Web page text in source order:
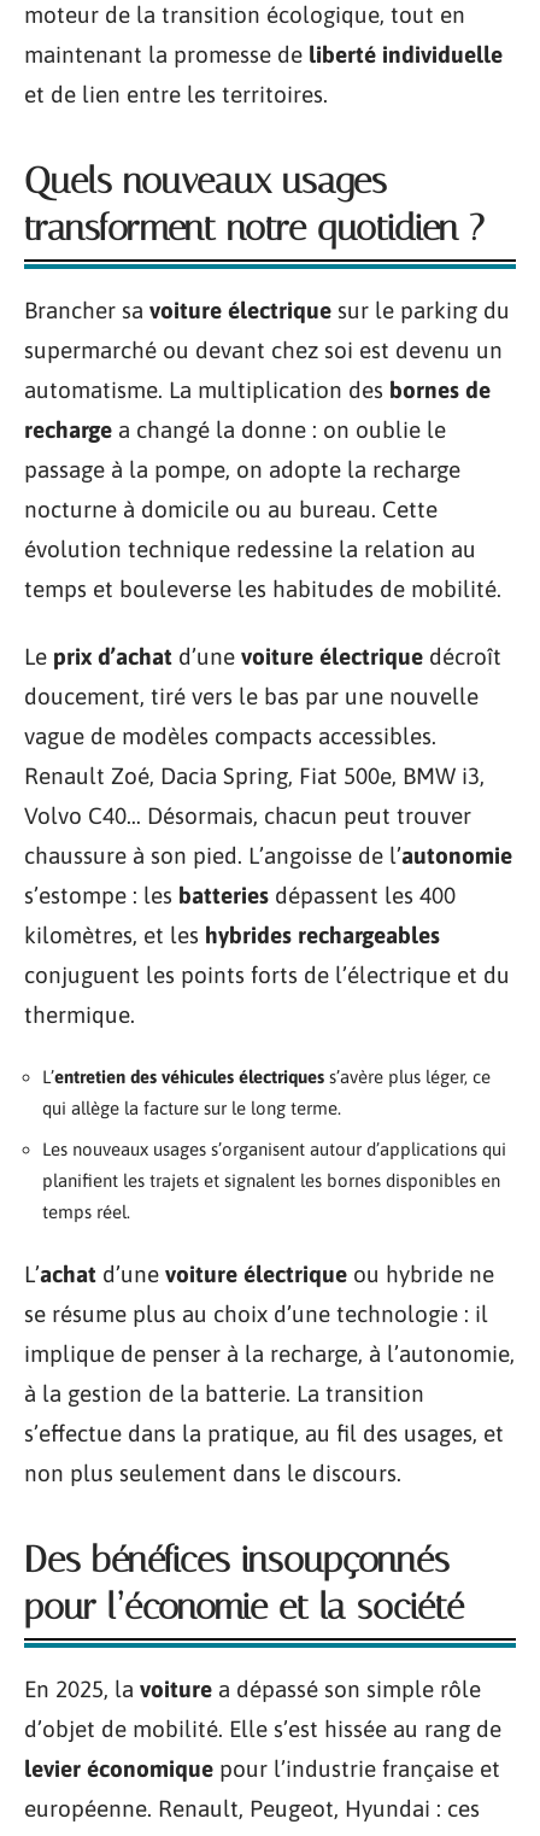
moteur de la transition écologique, tout en
maintenant la promesse de liberté individuelle
et de lien entre les territoires.
Quels nouveaux usages
transforment notre quotidien ?
Brancher sa voiture électrique sur le parking du
supermarché ou devant chez soi est devenu un
automatisme. La multiplication des bornes de
recharge a changé la donne : on oublie le
passage à la pompe, on adopte la recharge
nocturne à domicile ou au bureau. Cette
évolution technique redessine la relation au
temps et bouleverse les habitudes de mobilité.
Le prix d’achat d’une voiture électrique décroît
doucement, tiré vers le bas par une nouvelle
vague de modèles compacts accessibles.
Renault Zoé, Dacia Spring, Fiat 500e, BMW i3,
Volvo C40… Désormais, chacun peut trouver
chaussure à son pied. L’angoisse de l’autonomie
s’estompe : les batteries dépassent les 400
kilomètres, et les hybrides rechargeables
conjuguent les points forts de l’électrique et du
thermique.
L’entretien des véhicules électriques s’avère plus léger, ce
qui allège la facture sur le long terme.
Les nouveaux usages s’organisent autour d’applications qui
planifient les trajets et signalent les bornes disponibles en
temps réel.
L’achat d’une voiture électrique ou hybride ne
se résume plus au choix d’une technologie : il
implique de penser à la recharge, à l’autonomie,
à la gestion de la batterie. La transition
s’effectue dans la pratique, au fil des usages, et
non plus seulement dans le discours.
Des bénéfices insoupçonnés
pour l’économie et la société
En 2025, la voiture a dépassé son simple rôle
d’objet de mobilité. Elle s’est hissée au rang de
levier économique pour l’industrie française et
européenne. Renault, Peugeot, Hyundai : ces